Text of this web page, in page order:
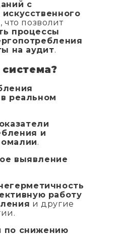
с
, что позволит
процессы
на аудит.
реальном
и
.
выявление
работу
и другие
по снижению